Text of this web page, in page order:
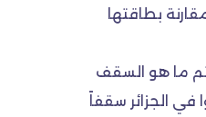
إنتاج نيجيريا نحو ١.٦ مليون برميل يومياً، مقارنة بطاقتها
ثم ما هو السقف
في الجزائر سقفاً